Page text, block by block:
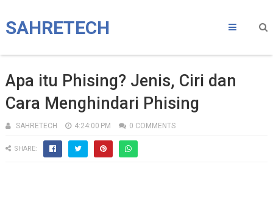
SAHRETECH
Apa itu Phising? Jenis, Ciri dan
Cara Menghindari Phising
SAHRETECH 4:24:00 PM 0 COMMENTS
SHARE: